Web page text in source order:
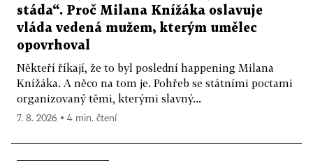
stáda“. Proč Milana Knížáka oslavuje
vláda vedená mužem, kterým umělec
opovrhoval
Někteří říkají, že to byl poslední happening Milana
Knížáka. A něco na tom je. Pohřeb se státními poctami
organizovaný těmi, kterými slavný...
7. 8. 2026 ▪ 4 min. čtení